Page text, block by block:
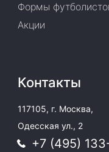
Формы
Акции
Контакты
117105, г. Москва,
Одесская ул., 2
+7 (495)